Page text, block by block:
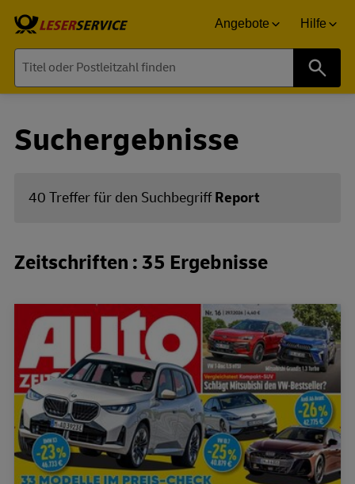
Angebote Hilfe
Suchergebnisse
40 Treffer für den SuchbegriffReport
Zeitschriften : 35 Ergebnisse